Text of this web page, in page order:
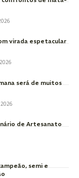
virada espetacular
será de muitos
de Artesanato
semi e